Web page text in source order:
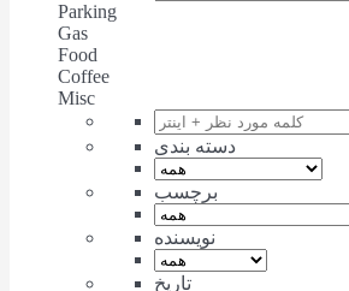
Parking
Gas
Food
Coffee
Misc
دسته بندی
برچسب
نویسنده
تاریخ